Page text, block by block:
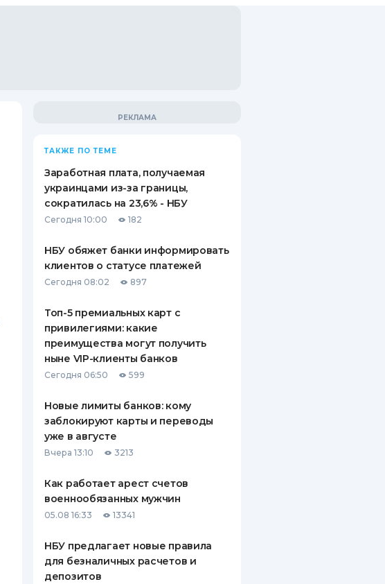
ТАКЖЕ ПО ТЕМЕ
Заработная плата, получаемая
украинцами из-за границы,
сократилась на 23,6% - НБУ
Сегодня 10:00 182
НБУ обяжет банки информировать
клиентов о статусе платежей
Сегодня 08:02 897
Топ-5 премиальных карт с
привилегиями: какие
преимущества могут получить
ныне VIP-клиенты банков
Сегодня 06:50 599
Новые лимиты банков: кому
заблокируют карты и переводы
уже в августе
Вчера 13:10 3213
Как работает арест счетов
военнообязанных мужчин
05.08 16:33 13341
НБУ предлагает новые правила
для безналичных расчетов и
депозитов